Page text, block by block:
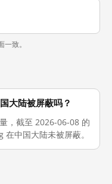
致。
大陆被屏蔽吗？
，截至 2026-06-08 的
中国大陆未被屏蔽。